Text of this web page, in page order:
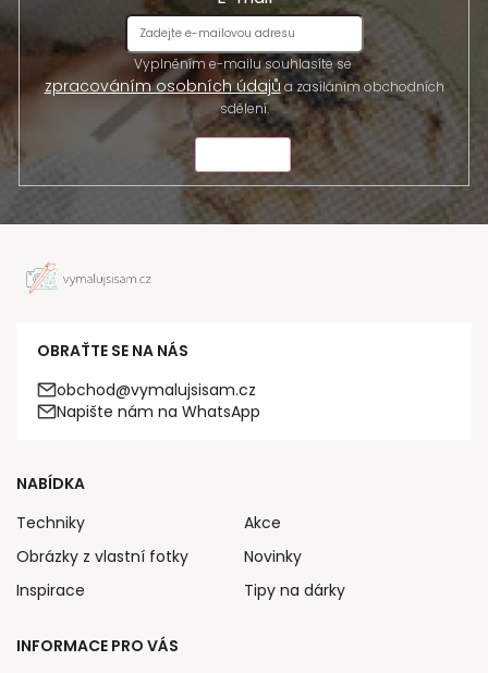
Vyplněním e-mailu souhlasíte se
zpracováním osobních údajůa zasíláním obchodních
sdělení.
OBRAŤTE SE NA NÁS
obchod@vymalujsisam.cz
Napište nám na WhatsApp
NABÍDKA
Techniky
Obrázky z vlastní fotky
Inspirace
Akce
Novinky
Tipy na dárky
INFORMACE PRO VÁS